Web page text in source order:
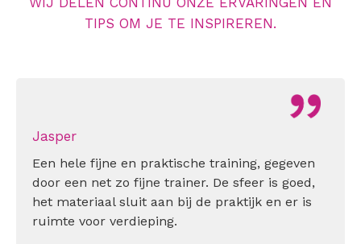
TIPS OM JE TE INSPIREREN.
Jasper
Een hele fijne en praktische training, gegeven
door een net zo fijne trainer. De sfeer is goed,
het materiaal sluit aan bij de praktijk en er is
ruimte voor verdieping.